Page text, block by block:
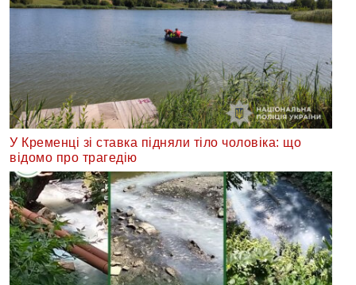
У Кременці зі ставка підняли тіло чоловіка: що
відомо про трагедію